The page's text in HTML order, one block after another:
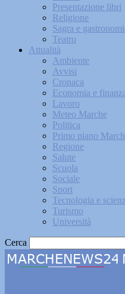
Presentazione libri
Religione
Sagra e
Teatro
Attualità
Ambiente
Avvisi
Cronaca
Economia e
Lavoro
Meteo Marche
Politica
Primo piano
Regione
Salute
Scuola
Sociale
Sport
Tecnologia e
Turismo
Università
Cerca